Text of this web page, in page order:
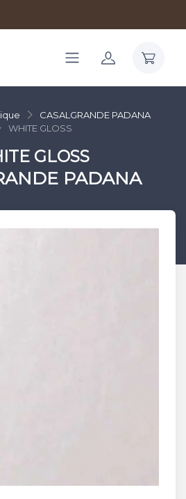
CASALGRANDE PADANA
WHITE GLOSS
GLOSS
PADANA